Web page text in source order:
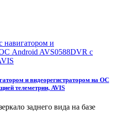
и видеорегистратором на ОС
телеметрии, AVIS
заднего вида на базе